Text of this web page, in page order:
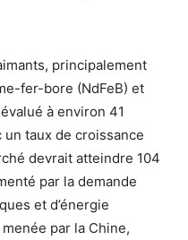
principalement
fer-bore (NdFeB) et
à environ 41
un taux de croissance
devrait atteindre 104
par la demande
et d’énergie
par la Chine,